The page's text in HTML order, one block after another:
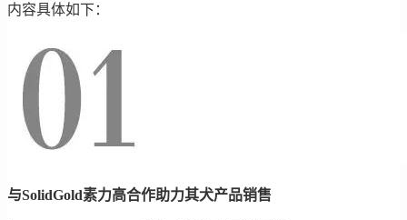
内容具体如下：
与SolidGold素力高合作助力其犬产品销售